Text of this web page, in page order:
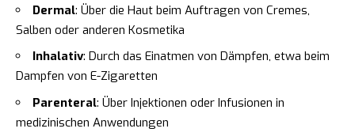
Dermal: Über die Haut beim Auftragen von Cremes,
Salben oder anderen Kosmetika
Inhalativ: Durch das Einatmen von Dämpfen, etwa beim
Dampfen von E-Zigaretten
Parenteral: Über Injektionen oder Infusionen in
medizinischen Anwendungen